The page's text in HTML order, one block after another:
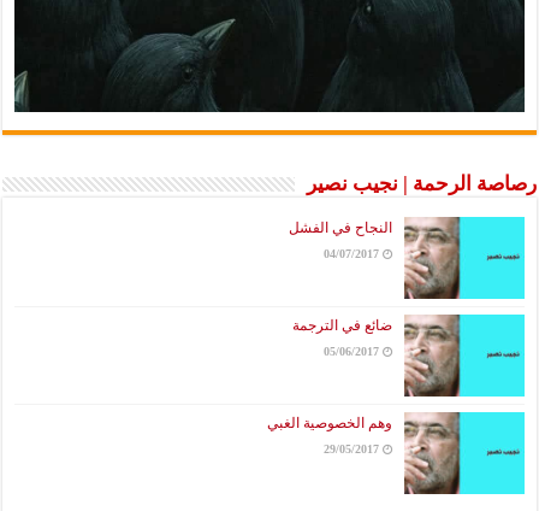
رصاصة الرحمة | نجيب نصير
النجاح في الفشل
04/07/2017
ضائع في الترجمة
05/06/2017
وهم الخصوصية الغبي
29/05/2017